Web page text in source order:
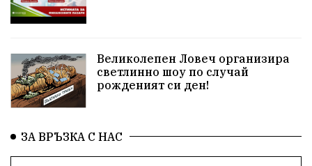
Великолепен Ловеч организира
светлинно шоу по случай
рожденият си ден!
ЗА ВРЪЗКА С НАС